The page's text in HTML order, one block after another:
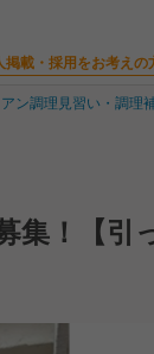
掲載・採用をお考えの
ン調理見習い・調理
集！【引